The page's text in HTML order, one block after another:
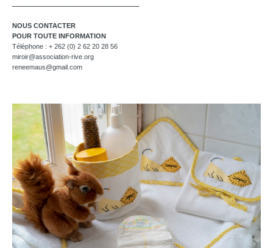
NOUS CONTACTER
POUR TOUTE INFORMATION
Téléphone : + 262 (0) 2 62 20 28 56
miroir@association-rive.org
reneemaus@gmail.com